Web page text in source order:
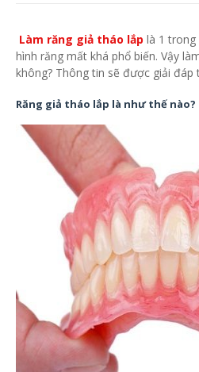
Làm răng giả tháo lắp là 1 trong
hình răng mất khá phổ biến. Vậy
không? Thông tin sẽ được giải đáp
Răng giả tháo lắp là như thế nào?